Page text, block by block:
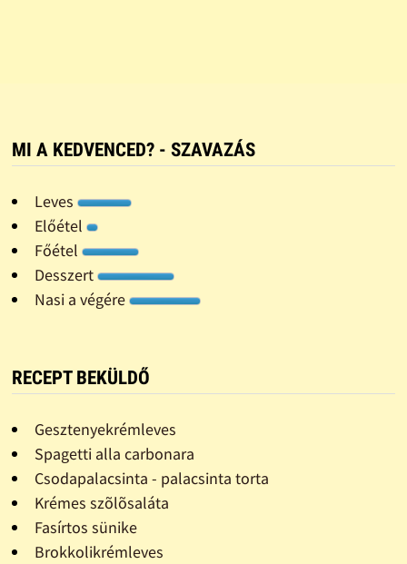
MI A KEDVENCED? - SZAVAZÁS
Leves
Előétel
Főétel
Desszert
Nasi a végére
RECEPT BEKÜLDŐ
Gesztenyekrémleves
Spagetti alla carbonara
Csodapalacsinta - palacsinta torta
Krémes szõlõsaláta
Fasírtos sünike
Brokkolikrémleves